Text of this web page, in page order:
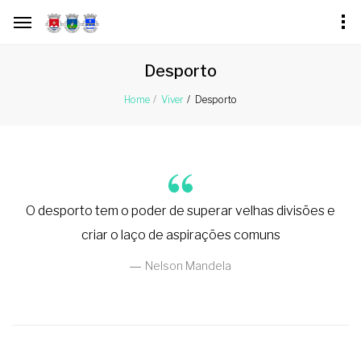
Desporto
Home Viver Desporto
O desporto tem o poder de superar velhas divisões e
criar o laço de aspirações comuns
Nelson Mandela